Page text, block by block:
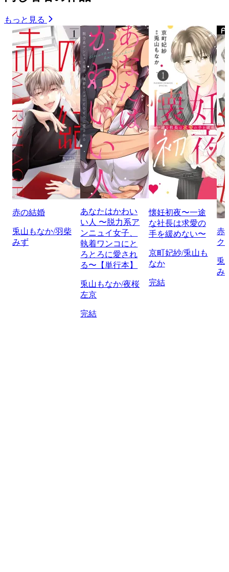
もっと見る
赤の結婚
兎山もなか/羽柴
みず
あなたはかわい
い人 〜脱力系ア
ンニュイ女子、
執着ワンコにと
ろとろに愛され
る〜【単行本】
兎山もなか/夜桜
左京
完結
懐妊初夜〜一途
な社長は求愛の
手を緩めない〜
京町妃紗/兎山も
なか
完結
赤
ク
兎
み